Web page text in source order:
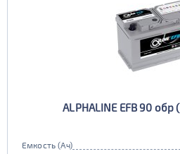
ALPHALINE EFB 90 обр
Емкость (Ач)